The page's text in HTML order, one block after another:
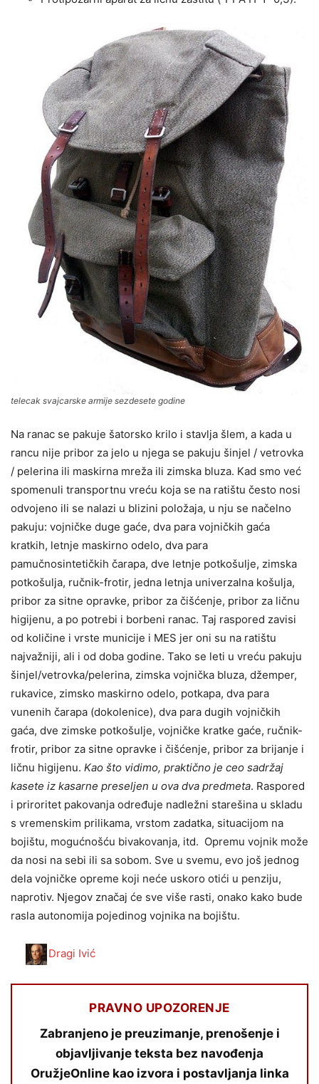
telecak svajcarske armije sezdesete godine
Na ranac se pakuje šatorsko krilo i stavlja šlem, a kada u
rancu nije pribor za jelo u njega se pakuju šinjel / vetrovka
/ pelerina ili maskirna mreža ili zimska bluza. Kad smo već
spomenuli transportnu vreću koja se na ratištu često nosi
odvojeno ili se nalazi u blizini položaja, u nju se načelno
pakuju: vojničke duge gaće, dva para vojničkih gaća
kratkih, letnje maskirno odelo, dva para
pamučnosintetičkih čarapa, dve letnje potkošulje, zimska
potkošulja, ručnik-frotir, jedna letnja univerzalna košulja,
pribor za sitne opravke, pribor za čišćenje, pribor za ličnu
higijenu, a po potrebi i borbeni ranac. Taj raspored zavisi
od količine i vrste municije i MES jer oni su na ratištu
najvažniji, ali i od doba godine. Tako se leti u vreću pakuju
šinjel/vetrovka/pelerina, zimska vojnička bluza, džemper,
rukavice, zimsko maskirno odelo, potkapa, dva para
vunenih čarapa (dokolenice), dva para dugih vojničkih
gaća, dve zimske potkošulje, vojničke kratke gaće, ručnik-
frotir, pribor za sitne opravke i čišćenje, pribor za brijanje i
ličnu higijenu. Kao što vidimo, praktično je ceo sadržaj
kasete iz kasarne preseljen u ova dva predmeta. Raspored
i priroritet pakovanja određuje nadležni starešina u skladu
s vremenskim prilikama, vrstom zadatka, situacijom na
bojištu, mogućnošću bivakovanja, itd. Opremu vojnik može
da nosi na sebi ili sa sobom. Sve u svemu, evo još jednog
dela vojničke opreme koji neće uskoro otići u penziju,
naprotiv. Njegov značaj će sve više rasti, onako kako bude
rasla autonomija pojedinog vojnika na bojištu.
Dragi Ivić
PRAVNO UPOZORENJE
Zabranjeno je preuzimanje, prenošenje i
objavljivanje teksta bez navođenja
OružjeOnline kao izvora i postavljanja linka